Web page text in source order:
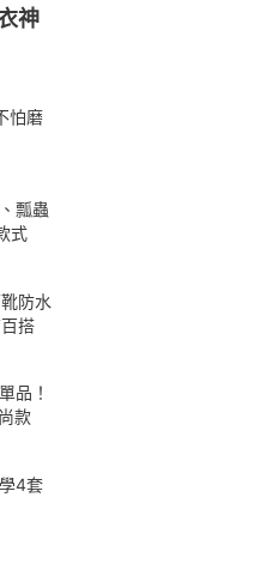
神
怕磨
瓢蟲
式
防水
搭
品！
款
4套